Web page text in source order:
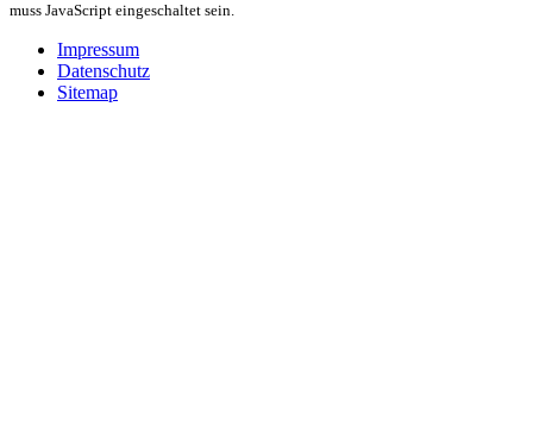
muss JavaScript eingeschaltet sein.
Impressum
Datenschutz
Sitemap